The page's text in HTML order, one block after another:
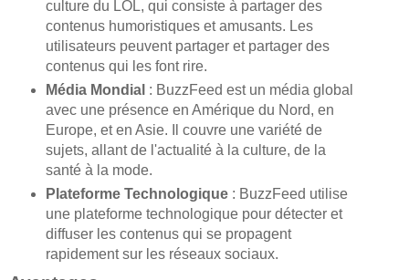
culture du LOL, qui consiste à partager des
contenus humoristiques et amusants. Les
utilisateurs peuvent partager et partager des
contenus qui les font rire.
Média Mondial : BuzzFeed est un média global
avec une présence en Amérique du Nord, en
Europe, et en Asie. Il couvre une variété de
sujets, allant de l'actualité à la culture, de la
santé à la mode.
Plateforme Technologique: BuzzFeed utilise
une plateforme technologique pour détecter et
diffuser les contenus qui se propagent
rapidement sur les réseaux sociaux.